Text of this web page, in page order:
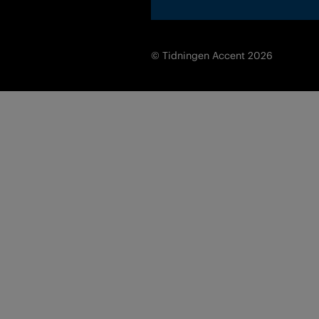
© Tidningen Accent 2026